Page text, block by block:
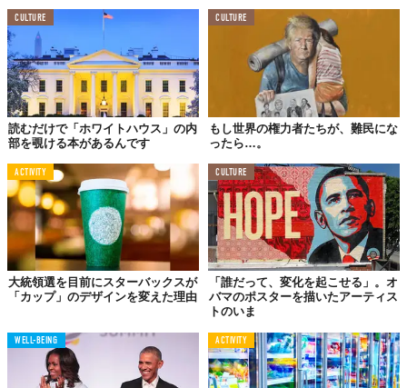
Reference:
Independent Journal Review
Licensed material used with permission byMcFadden Group
TABI LABO
この世界は、もっと広いはずだ。
CULTURE
読むだけで「ホワイトハウス」の内
部を覗ける本があるんです
CULTURE
もし世界の権力者たちが、難民にな
ったら…。
ACTIVITY
大統領選を目前にスターバックスが
「カップ」のデザインを変えた理由
CULTURE
「誰だって、変化を起こせる」。オ
バマのポスターを描いたアーティス
トのいま
WELL-BEING ACTIVITY